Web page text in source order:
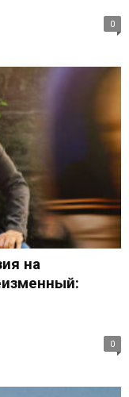
0
на
0